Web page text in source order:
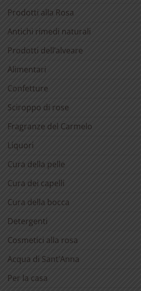
Prodotti alla Rosa
Antichi rimedi naturali
Prodotti dell’alveare
Alimentari
Confetture
Sciroppo di rose
Fragranze del Carmelo
Liquori
Cura della pelle
Cura dei capelli
Cura della bocca
Detergenti
Cosmetici alla rosa
Acqua di Sant’Anna
Per la casa